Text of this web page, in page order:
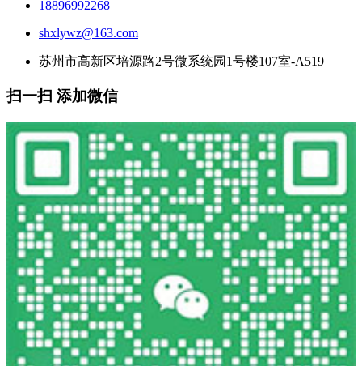
18896992268
shxlywz@163.com
苏州市高新区培源路2号微系统园1号楼107室-A519
扫一扫 添加微信